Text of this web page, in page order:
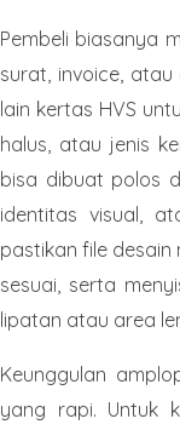
Pembeli biasanya
surat, invoice,
lain kertas HVS
halus, atau jenis
bisa dibuat polos
identitas visual,
pastikan file desain
sesuai, serta
lipatan atau area
Keunggulan
yang rapi. Untuk